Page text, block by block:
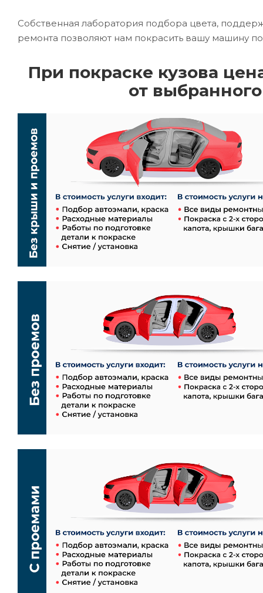
Собственная лаборатория подбора цвета,
ремонта позволяют нам покрасить вашу машину
При покраске кузова
от